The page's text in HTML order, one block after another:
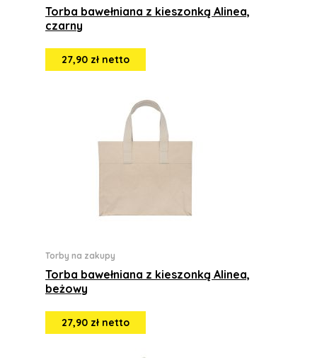
Torba bawełniana z kieszonką Alinea,
czarny
27,90 zł netto
Torby na zakupy
Torba bawełniana z kieszonką Alinea,
beżowy
27,90 zł netto